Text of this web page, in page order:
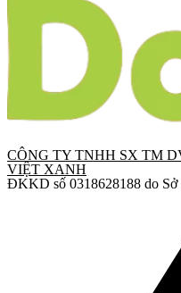
CÔNG TY TNHH SX TM
VIỆT XANH
ĐKKD số 0318628188 do